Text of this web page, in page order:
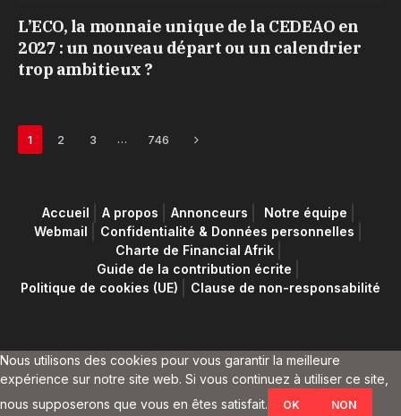
L’ECO, la monnaie unique de la CEDEAO en
2027 : un nouveau départ ou un calendrier
trop ambitieux ?
1 2 3 … 746 Next
Accueil A propos Annonceurs
Notre équipe
Webmail
Confidentialité & Données personnelles
Charte de Financial Afrik
Guide de la contribution écrite
Politique de cookies (UE)
Clause de non-responsabilité
Nous utilisons des cookies pour vous garantir la meilleure
expérience sur notre site web. Si vous continuez à utiliser ce site,
nous supposerons que vous en êtes satisfait.
OK NON